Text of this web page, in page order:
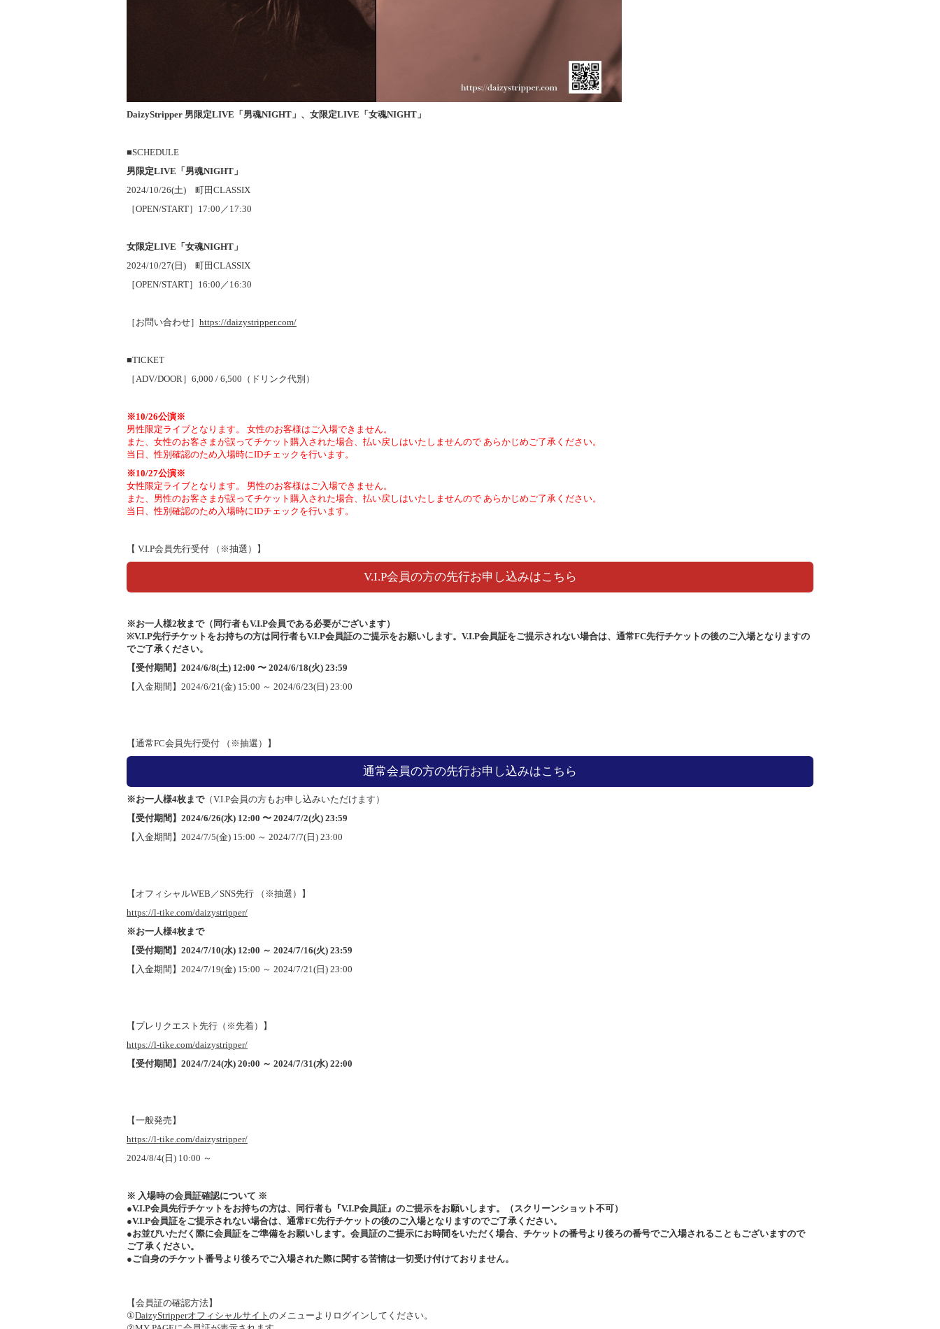
DaizyStripper 男限定LIVE「男魂NIGHT」、女限定LIVE「女魂NIGHT」
■SCHEDULE
男限定LIVE「男魂NIGHT」
2024/10/26(土) 町田CLASSIX
［OPEN/START］17:00／17:30
女限定LIVE「女魂NIGHT」
2024/10/27(日) 町田CLASSIX
［OPEN/START］16:00／16:30
［お問い合わせ］ https://daizystripper.com/
■TICKET
［ADV/DOOR］6,000 / 6,500（ドリンク代別）
※10/26公演※
男性限定ライブとなります。 女性のお客様はご入場できません。
また、女性のお客さまが誤ってチケット購入された場合、払い戻しはいたしませんので あらかじめご了承ください。
当日、性別確認のため入場時にIDチェックを行います。
※10/27公演※
女性限定ライブとなります。 男性のお客様はご入場できません。
また、男性のお客さまが誤ってチケット購入された場合、払い戻しはいたしませんので あらかじめご了承ください。
当日、性別確認のため入場時にIDチェックを行います。
【 V.I.P会員先行受付 （※抽選）】
V.I.P会員の方の先行お申し込みはこちら
※お一人様2枚まで（同行者もV.I.P会員である必要がございます）
※V.I.P先行チケットをお持ちの方は同行者もV.I.P会員証のご提示をお願いします。V.I.P会員証をご提示されない場合は、通常FC先行チケットの後のご入場となりますの
でご了承ください。
【受付期間】2024/6/8(土) 12:00 〜 2024/6/18(火) 23:59
【入金期間】2024/6/21(金) 15:00 ～ 2024/6/23(日) 23:00
【通常FC会員先行受付 （※抽選）】
通常会員の方の先行お申し込みはこちら
※お一人様4枚まで（V.I.P会員の方もお申し込みいただけます）
【受付期間】2024/6/26(水) 12:00 〜 2024/7/2(火) 23:59
【入金期間】2024/7/5(金) 15:00 ～ 2024/7/7(日) 23:00
【オフィシャルWEB／SNS先行 （※抽選）】
https://l-tike.com/daizystripper/
※お一人様4枚まで
【受付期間】2024/7/10(水) 12:00 ～ 2024/7/16(火) 23:59
【入金期間】2024/7/19(金) 15:00 ～ 2024/7/21(日) 23:00
【プレリクエスト先行（※先着）】
https://l-tike.com/daizystripper/
【受付期間】2024/7/24(水) 20:00 ～ 2024/7/31(水) 22:00
【一般発売】
https://l-tike.com/daizystripper/
2024/8/4(日) 10:00 ～
※ 入場時の会員証確認について ※
●V.I.P会員先行チケットをお持ちの方は、同行者も『V.I.P会員証』のご提示をお願いします。（スクリーンショット不可）
●V.I.P会員証をご提示されない場合は、通常FC先行チケットの後のご入場となりますのでご了承ください。
●お並びいただく際に会員証をご準備をお願いします。会員証のご提示にお時間をいただく場合、チケットの番号より後ろの番号でご入場されることもございますので
ご了承ください。
●ご自身のチケット番号より後ろでご入場された際に関する苦情は一切受け付けておりません。
【会員証の確認方法】
①DaizyStripperオフィシャルサイト のメニューよりログインしてください。